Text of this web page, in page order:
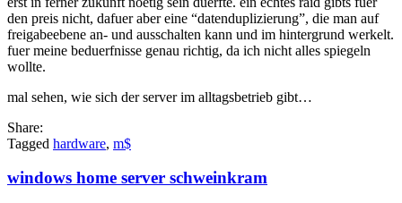
den preis nicht, dafuer aber eine “datenduplizierung”, die man auf
freigabeebene an- und ausschalten kann und im hintergrund werkelt.
fuer meine beduerfnisse genau richtig, da ich nicht alles spiegeln
wollte.
mal sehen, wie sich der server im alltagsbetrieb gibt…
Share:
Tagged hardware, m$
windows home server schweinkram